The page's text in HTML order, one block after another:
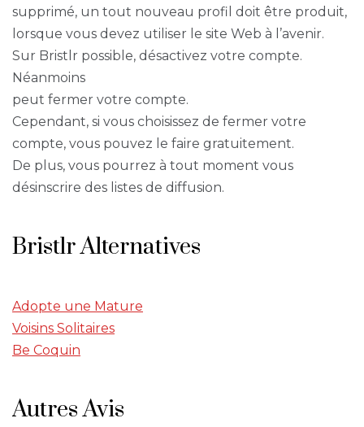
supprimé, un tout nouveau profil doit être produit,
lorsque vous devez utiliser le site Web à l’avenir.
Sur Bristlr possible, désactivez votre compte.
Néanmoins
peut fermer votre compte.
Cependant, si vous choisissez de fermer votre
compte, vous pouvez le faire gratuitement.
De plus, vous pourrez à tout moment vous
désinscrire des listes de diffusion.
Bristlr Alternatives
Adopte une Mature
Voisins Solitaires
Be Coquin
Autres Avis